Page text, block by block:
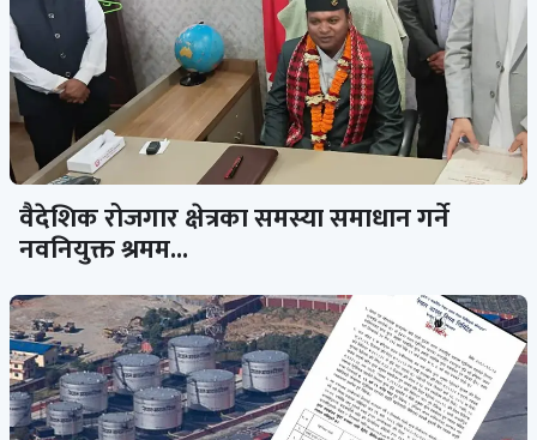
वैदेशिक रोजगार क्षेत्रका समस्या समाधान गर्ने
नवनियुक्त श्रमम...